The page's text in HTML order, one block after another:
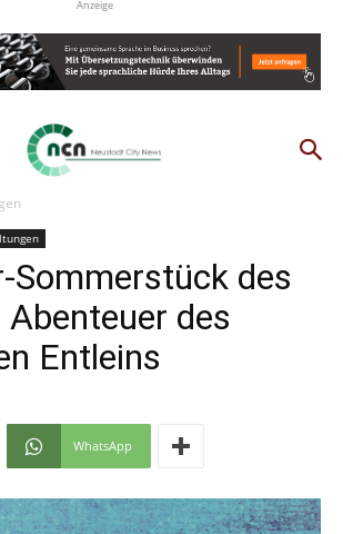
Anzeige
Sommerstück des
Abenteuer des
Entleins
WhatsApp